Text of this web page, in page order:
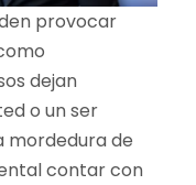
provocar
dejan
o un ser
mordedura de
contar con